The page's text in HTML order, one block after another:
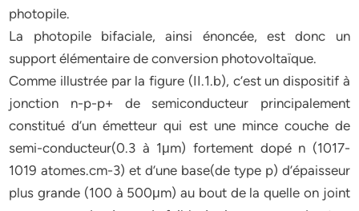
photopile.
La photopile bifaciale, ainsi énoncée, est donc un
support élémentaire de conversion photovoltaïque.
Comme illustrée par la figure (II.1.b), c’est un dispositif à
jonction n-p-p+ de semiconducteur principalement
constitué d’un émetteur qui est une mince couche de
semi-conducteur(0.3 à 1μm) fortement dopé n (1017-
1019 atomes.cm-3) et d’une base(de type p) d’épaisseur
plus grande (100 à 500μm) au bout de la quelle on joint